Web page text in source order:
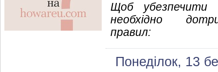
Щоб убезпечити
необхідно
правил:
Понеділок, 13